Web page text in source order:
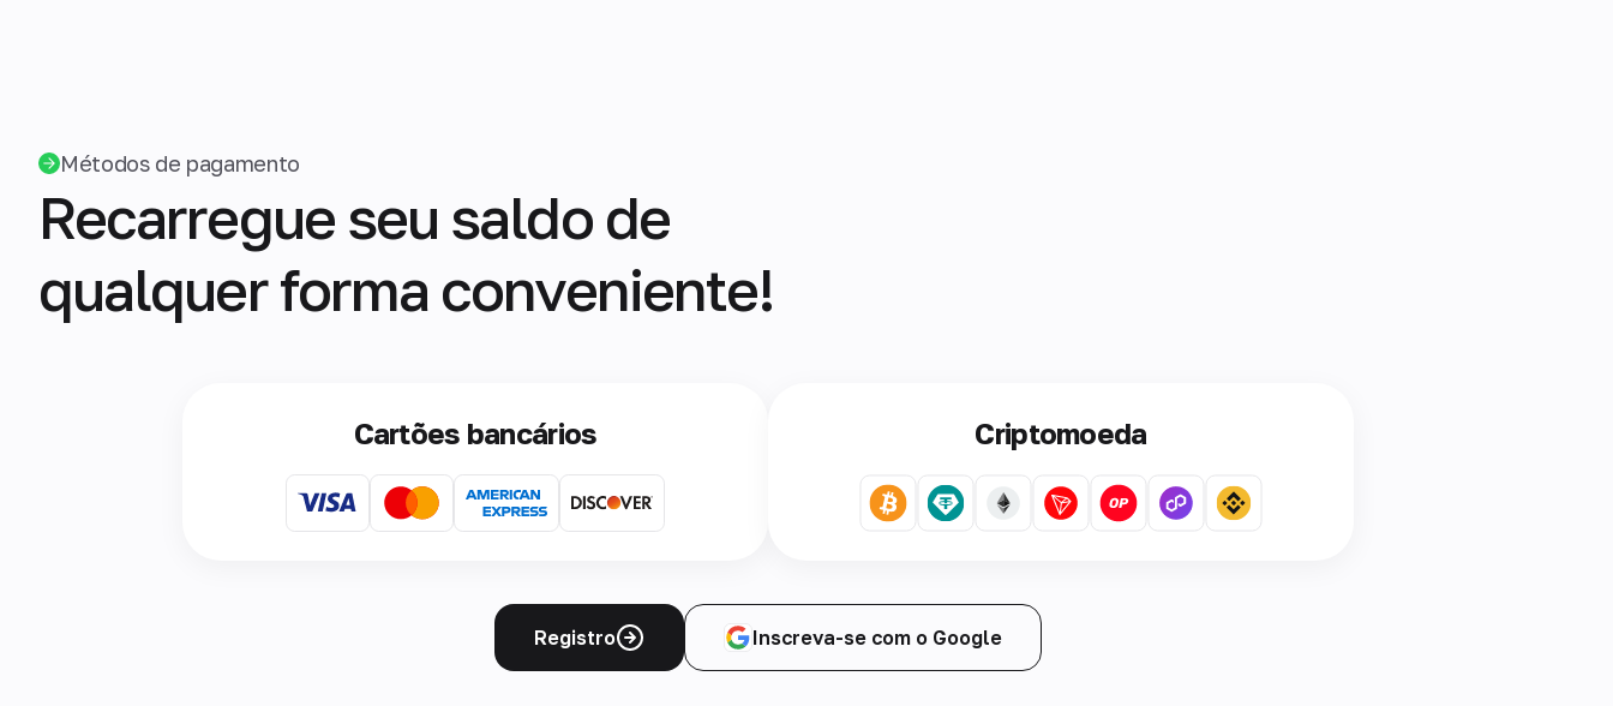
Métodos de pagamento
Recarregue seu saldo de
qualquer forma conveniente!
Cartões bancários Criptomoeda
Registro Inscreva-se com o Google